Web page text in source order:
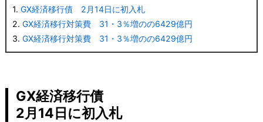
1. GX経済移行債 2月14日に初入札
2. GX経済移行対策費 31・3％増のの6429億円
3. GX経済移行対策費 31・3％増のの6429億円
GX経済移行債
2月14日に初入札